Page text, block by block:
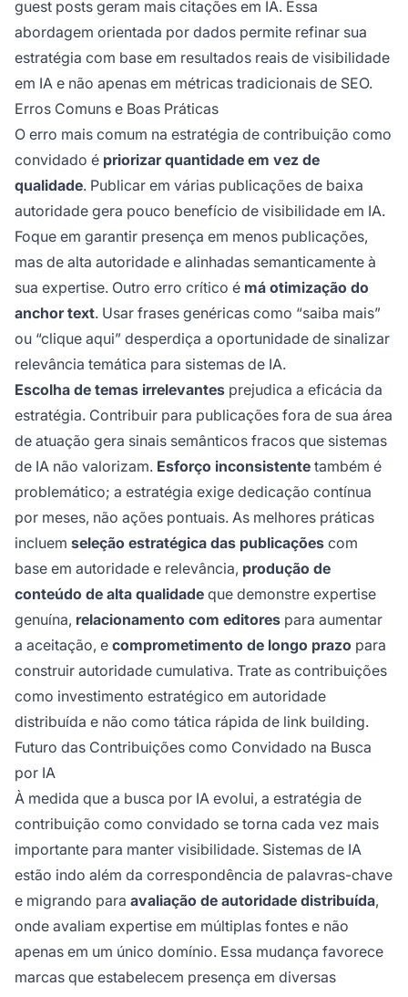
guest posts geram mais citações em IA. Essa
abordagem orientada por dados permite refinar sua
estratégia com base em resultados reais de visibilidade
em IA e não apenas em métricas tradicionais de SEO.
Erros Comuns e Boas Práticas
O erro mais comum na estratégia de contribuição como
convidado é priorizar quantidade em vez de
qualidade. Publicar em várias publicações de baixa
autoridade gera pouco benefício de visibilidade em IA.
Foque em garantir presença em menos publicações,
mas de alta autoridade e alinhadas semanticamente à
sua expertise. Outro erro crítico é má otimização do
anchor text. Usar frases genéricas como “saiba mais”
ou “clique aqui” desperdiça a oportunidade de sinalizar
relevância temática para sistemas de IA.
Escolha de temas irrelevantes prejudica a eficácia da
estratégia. Contribuir para publicações fora de sua área
de atuação gera sinais semânticos fracos que sistemas
de IA não valorizam. Esforço inconsistente também é
problemático; a estratégia exige dedicação contínua
por meses, não ações pontuais. As melhores práticas
incluem seleção estratégica das publicações com
base em autoridade e relevância, produção de
conteúdo de alta qualidade que demonstre expertise
genuína, relacionamento com editores para aumentar
a aceitação, e comprometimento de longo prazo para
construir autoridade cumulativa. Trate as contribuições
como investimento estratégico em autoridade
distribuída e não como tática rápida de link building.
Futuro das Contribuições como Convidado na Busca
por IA
À medida que a busca por IA evolui, a estratégia de
contribuição como convidado se torna cada vez mais
importante para manter visibilidade. Sistemas de IA
estão indo além da correspondência de palavras-chave
e migrando para avaliação de autoridade distribuída,
onde avaliam expertise em múltiplas fontes e não
apenas em um único domínio. Essa mudança favorece
marcas que estabelecem presença em diversas